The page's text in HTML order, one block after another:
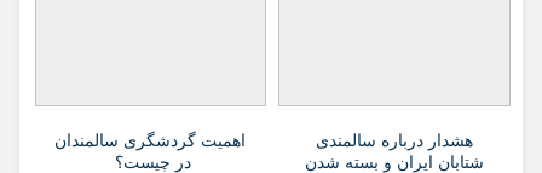
هشدار درباره سالمندی
شتابان ایران و بسته شدن
اهمیت گردشگری سالمندان
در چیست؟